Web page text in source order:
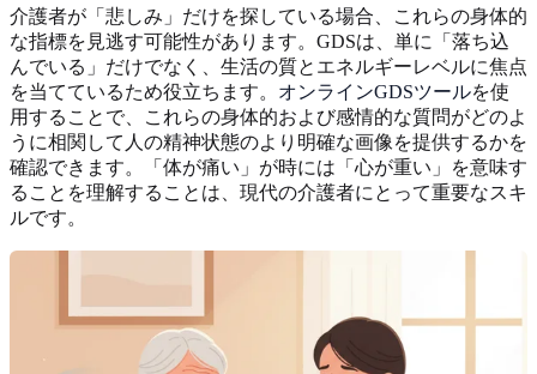
介護者が「悲しみ」だけを探している場合、これらの身体的
な指標を見逃す可能性があります。GDSは、単に「落ち込
んでいる」だけでなく、生活の質とエネルギーレベルに焦点
を当てているため役立ちます。 オンラインGDSツールを使
用することで、これらの身体的および感情的な質問がどのよ
うに相関して人の精神状態のより明確な画像を提供するかを
確認できます。「体が痛い」が時には「心が重い」を意味す
ることを理解することは、現代の介護者にとって重要なスキ
ルです。